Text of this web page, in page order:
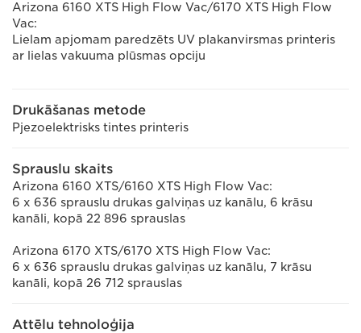
Arizona 6160 XTS High Flow Vac/6170 XTS High Flow
Vac:
Lielam apjomam paredzēts UV plakanvirsmas printeris
ar lielas vakuuma plūsmas opciju
Drukāšanas metode
Pjezoelektrisks tintes printeris
Sprauslu skaits
Arizona 6160 XTS/6160 XTS High Flow Vac:
6 x 636 sprauslu drukas galviņas uz kanālu, 6 krāsu
kanāli, kopā 22 896 sprauslas
Arizona 6170 XTS/6170 XTS High Flow Vac:
6 x 636 sprauslu drukas galviņas uz kanālu, 7 krāsu
kanāli, kopā 26 712 sprauslas
Attēlu tehnoloģija